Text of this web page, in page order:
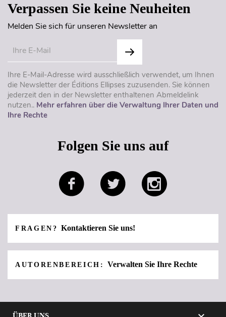
Verpassen Sie keine Neuheiten
Melden Sie sich für unseren Newsletter an
Ihre E-Mail-Adresse wird ausschließlich verwendet, um Ihnen
die Newsletter der Éditions Ellipses zuzusenden. Sie können
jederzeit den in der Newsletter enthaltenen Abmeldelink
nutzen.. Mehr erfahren über die Verwaltung Ihrer Daten und
Ihre Rechte
Folgen Sie uns auf
FRAGEN?Kontaktieren Sie uns!
AUTORENBEREICH: Verwalten Sie Ihre Rechte